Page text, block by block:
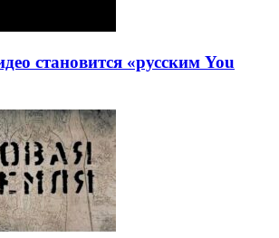
становится «русским You